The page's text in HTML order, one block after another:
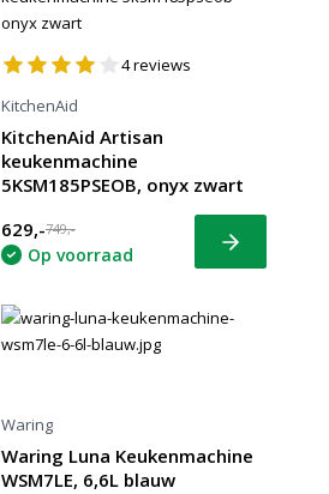
4reviews
KitchenAid
KitchenAid Artisan
keukenmachine
5KSM185PSEOB, onyx zwart
629,-749,-
Op voorraad Bekijk
Waring
Waring Luna Keukenmachine
WSM7LE, 6,6L blauw